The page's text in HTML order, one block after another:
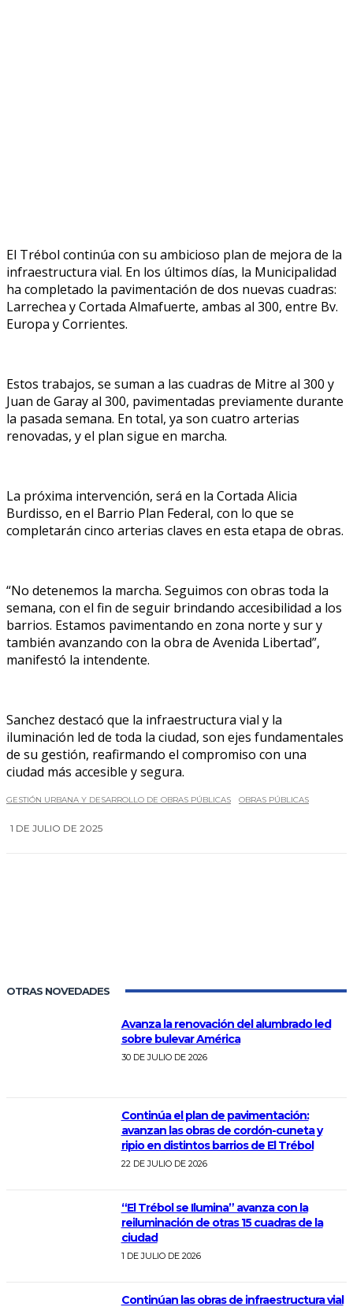
El Trébol continúa con su ambicioso plan de mejora de la
infraestructura vial. En los últimos días, la Municipalidad
ha completado la pavimentación de dos nuevas cuadras:
Larrechea y Cortada Almafuerte, ambas al 300, entre Bv.
Europa y Corrientes.
Estos trabajos, se suman a las cuadras de Mitre al 300 y
Juan de Garay al 300, pavimentadas previamente durante
la pasada semana. En total, ya son cuatro arterias
renovadas, y el plan sigue en marcha.
La próxima intervención, será en la Cortada Alicia
Burdisso, en el Barrio Plan Federal, con lo que se
completarán cinco arterias claves en esta etapa de obras.
“No detenemos la marcha. Seguimos con obras toda la
semana, con el fin de seguir brindando accesibilidad a los
barrios. Estamos pavimentando en zona norte y sur y
también avanzando con la obra de Avenida Libertad”,
manifestó la intendente.
Sanchez destacó que la infraestructura vial y la
iluminación led de toda la ciudad, son ejes fundamentales
de su gestión, reafirmando el compromiso con una
ciudad más accesible y segura.
GESTIÓN URBANA Y DESARROLLO DE OBRAS PÚBLICAS OBRAS PÚBLICAS
1 DE JULIO DE 2025
OTRAS NOVEDADES
Avanza la renovación del alumbrado led
sobre bulevar América
30 DE JULIO DE 2026
Continúa el plan de pavimentación:
avanzan las obras de cordón-cuneta y
ripio en distintos barrios de El Trébol
22 DE JULIO DE 2026
“El Trébol se Ilumina” avanza con la
reiluminación de otras 15 cuadras de la
ciudad
1 DE JULIO DE 2026
Continúan las obras de infraestructura vial